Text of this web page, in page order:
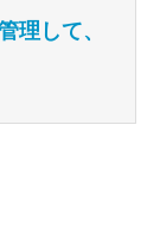
理して、